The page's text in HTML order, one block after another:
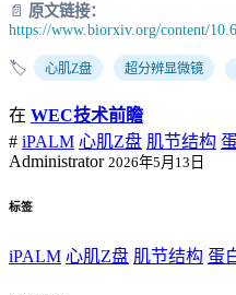
📄 原文链接：
https://www.biorxiv.org/content/
🏷️ 心肌Z盘 超分辨显微镜
在 WEC技术前瞻
# iPALM 心肌Z盘 肌节结构
Administrator 2026年5月13日
标签
iPALM 心肌Z盘 肌节结构 蛋